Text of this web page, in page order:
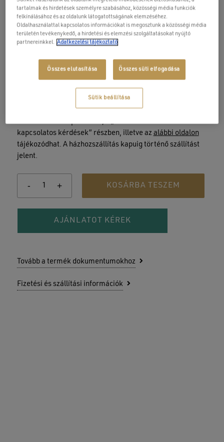
Jakuzzi kiegészítő házhoz
szállítás
9 000Ft
A házhozszállítás részleteiről a „Gyakran ismételt
kérdések” menüpont alatt, a „Szállítással és fizetéssel
kapcsolatos kérdések” részben, illetve az alábbi oldalon
tájékozódhat. A házhozszállítás kapuig történő szállítást
jelent.
KOSÁRBA TESZEM
AJÁNLATOT KÉREK
Tovább a termék dokumentumokhoz
Fizetési és szállítási információk
tartalmak és hirdetések személyre szabásához, közösségi média funkciók
felkínálásához és az oldalunk látogatottságának elemzéséhez.
Oldalhasználattal kapcsolatos információkat is megosztunk a közösségi média
területén tevékenykedő, a hirdetési és elemzési szolgáltatásokat nyújtó
partnereinkkel. Adatkezelési tájékoztató
Összes elutasítása Összes süti elfogadása
Sütik beállítása